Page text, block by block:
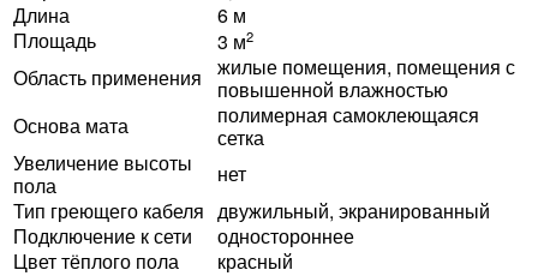
Длина
6 м
Площадь
3 м2
Область применения
жилые помещения, помещения с
повышенной влажностью
Основа мата
полимерная самоклеющаяся
сетка
Увеличение высоты
пола
нет
Тип греющего кабеля двужильный, экранированный
Подключение к сети
одностороннее
Цвет тёплого пола
красный